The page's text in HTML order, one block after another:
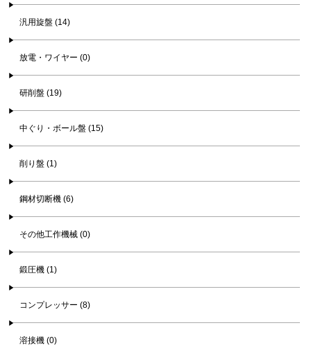
汎用旋盤 (14)
放電・ワイヤー (0)
研削盤 (19)
中ぐり・ボール盤 (15)
削り盤 (1)
鋼材切断機 (6)
その他工作機械 (0)
鍛圧機 (1)
コンプレッサー (8)
溶接機 (0)